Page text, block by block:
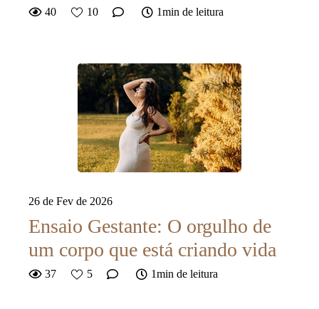
40 10 1min de leitura
26 de Fev de 2026
Ensaio Gestante: O orgulho de
um corpo que está criando vida
37 5 1min de leitura